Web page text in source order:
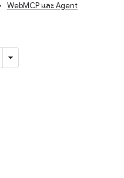
WebMCP และ Agent